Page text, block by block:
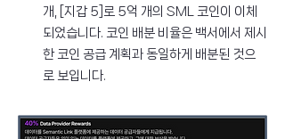
개, [지갑 5]로 5억 개의 SML 코인이 이체
되었습니다. 코인 배분 비율은 백서에서 제시
한 코인 공급 계획과 동일하게 배분된 것으
로 보입니다.